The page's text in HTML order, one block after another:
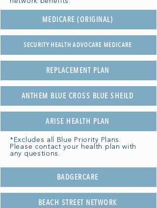
MEDICARE (ORIGINAL)
SECURITY HEALTH ADVOCARE MEDICARE
REPLACEMENT PLAN
ANTHEM BLUE CROSS BLUE SHEILD
ARISE HEALTH PLAN
*Excludes all Blue Priority Plans.
Please contact your health plan with
any questions.
BADGERCARE
BEACH STREET NETWORK